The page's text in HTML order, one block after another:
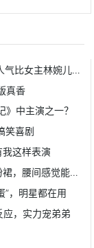
女主林婉儿还高？
真香
》中主演之一？
笑喜剧
我这样表演
腰间感觉能透光
”，明星都在用
，实力宠弟弟